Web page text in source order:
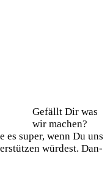
Gefällt Dir was
wir machen?
super, wenn Du uns
wür­dest. Dan­